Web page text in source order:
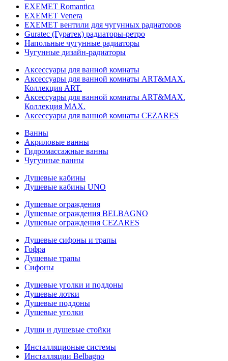
EXEMET Romantica
EXEMET Venera
EXEMET вентили для чугунных радиаторов
Guratec (Гуратек) радиаторы-ретро
Напольные чугунные радиаторы
Чугунные дизайн-радиаторы
Аксессуары для ванной комнаты
Аксессуары для ванной комнаты ART&MAX.
Коллекция ART.
Аксессуары для ванной комнаты ART&MAX.
Коллекция MAX.
Аксессуары для ванной комнаты CEZARES
Ванны
Акриловые ванны
Гидромассажные ванны
Чугунные ванны
Душевые кабины
Душевые кабины UNO
Душевые ограждения
Душевые ограждения BELBAGNO
Душевые ограждения CEZARES
Душевые сифоны и трапы
Гофра
Душевые трапы
Сифоны
Душевые уголки и поддоны
Душевые лотки
Душевые поддоны
Душевые уголки
Души и душевые стойки
Инсталляционые системы
Инсталляции Belbagno